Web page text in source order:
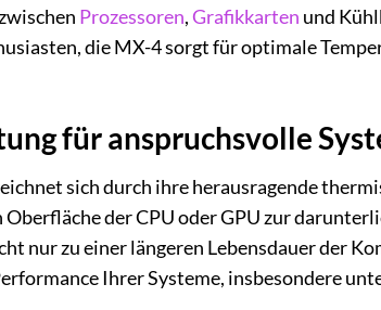
Prozessoren,Grafikkarten und
die MX-4 sorgt für optimale
für anspruchsvolle
sich durch ihre herausragende
der CPU oder GPU zur
nur zu einer längeren Lebensdauer der
Ihrer Systeme, insbesondere